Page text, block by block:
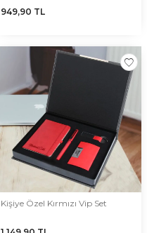
949,90 TL
Kişiye Özel Kırmızı Vip Set